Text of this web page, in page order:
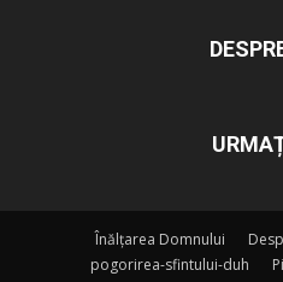
Înălțarea Domnului
pogorirea-sfintului-duh